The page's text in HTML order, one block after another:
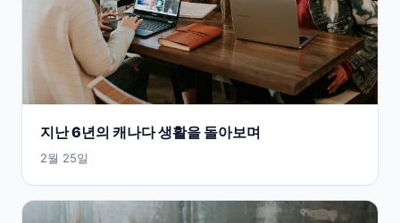
지난 6년의 캐나다 생활을 돌아보며
2월 25일